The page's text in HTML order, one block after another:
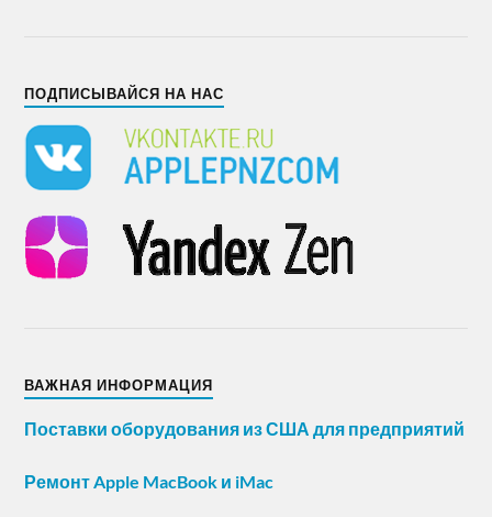
ПОДПИСЫВАЙСЯ НА НАС
ВАЖНАЯ ИНФОРМАЦИЯ
Поставки оборудования из США для предприятий
Ремонт Apple MacBook и iMac